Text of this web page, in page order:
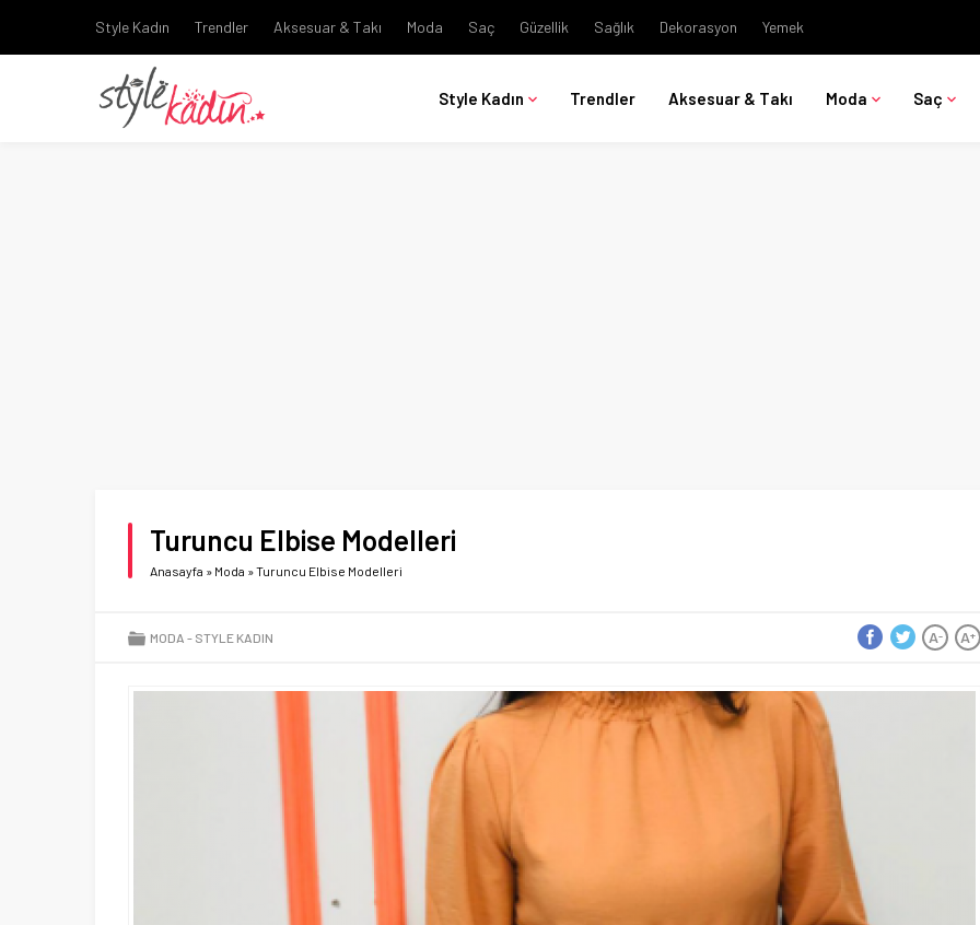
Style Kadın Trendler Aksesuar & Takı Moda Saç Güzellik Sağlık Dekorasyon Yemek
Style Kadın Trendler Aksesuar & Takı Moda Saç
Turuncu Elbise Modelleri
Anasayfa » Moda »Turuncu Elbise Modelleri
MODA STYLE KADIN A+
A-